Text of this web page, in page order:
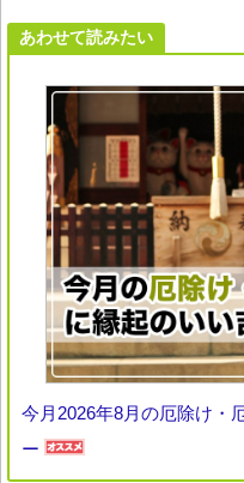
あわせて読みたい
今月2026年8月の厄除け・
ー